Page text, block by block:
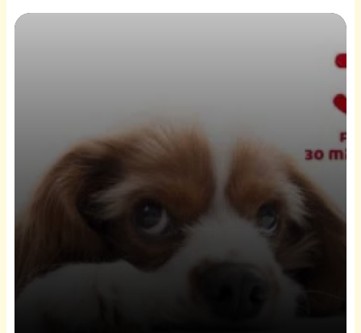
insuffisant en Bourgogne-Franche-